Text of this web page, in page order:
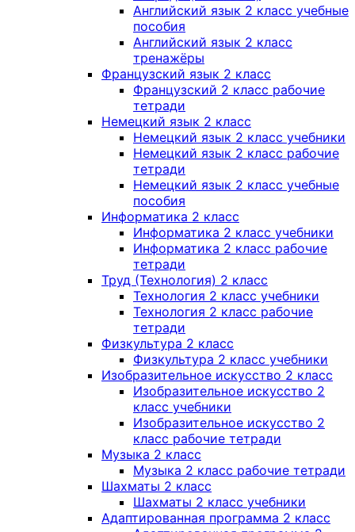
Английский язык 2 класс учебные
пособия
Английский язык 2 класс
тренажёры
Французский язык 2 класс
Французский 2 класс рабочие
тетради
Немецкий язык 2 класс
Немецкий язык 2 класс учебники
Немецкий язык 2 класс рабочие
тетради
Немецкий язык 2 класс учебные
пособия
Информатика 2 класс
Информатика 2 класс учебники
Информатика 2 класс рабочие
тетради
Труд (Технология) 2 класс
Технология 2 класс учебники
Технология 2 класс рабочие
тетради
Физкультура 2 класс
Физкультура 2 класс учебники
Изобразительное искусство 2 класс
Изобразительное искусство 2
класс учебники
Изобразительное искусство 2
класс рабочие тетради
Музыка 2 класс
Музыка 2 класс рабочие тетради
Шахматы 2 класс
Шахматы 2 класс учебники
Адаптированная программа 2 класс